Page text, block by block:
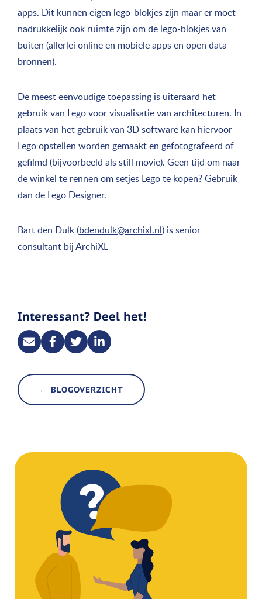
apps. Dit kunnen eigen lego-blokjes zijn maar er moet
nadrukkelijk ook ruimte zijn om de lego-blokjes van
buiten (allerlei online en mobiele apps en open data
bronnen).
De meest eenvoudige toepassing is uiteraard het
gebruik van Lego voor visualisatie van architecturen. In
plaats van het gebruik van 3D software kan hiervoor
Lego opstellen worden gemaakt en gefotografeerd of
gefilmd (bijvoorbeeld als still movie). Geen tijd om naar
de winkel te rennen om setjes Lego te kopen? Gebruik
dan de Lego Designer.
Bart den Dulk (bdendulk@archixl.nl) is senior
consultant bij ArchiXL
Interessant? Deel het!
← BLOGOVERZICHT